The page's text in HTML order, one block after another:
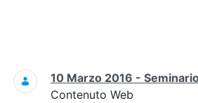
Ricerca
10 Marzo 2016 -
Contenuto Web